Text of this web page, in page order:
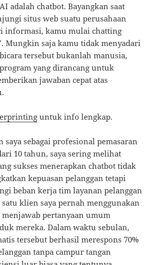
adalah chatbot. Bayangkan saat
situs web suatu perusahaan
informasi, kamu mulai chatting
Mungkin saja kamu tidak menyadari
tersebut bukanlah manusia,
yang dirancang untuk
jawaban cepat atas
untuk info lengkap.
saya sebagai profesional pemasaran
10 tahun, saya sering melihat
sukses menerapkan chatbot tidak
kepuasan pelanggan tetapi
beban kerja tim layanan pelanggan
satu klien saya pernah menggunakan
pertanyaan umum
mereka. Dalam waktu sebulan,
tersebut berhasil merespons 70%
tanpa campur tangan